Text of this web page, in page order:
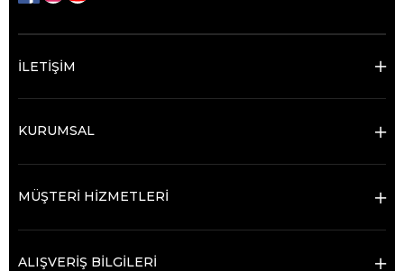
İLETİŞİM
KURUMSAL
MÜŞTERİ HİZMETLERİ
ALIŞVERİŞ BİLGİLERİ